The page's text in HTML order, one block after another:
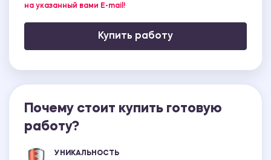
на указанный вами E-mail!
Купить работу
Почему стоит купить готовую
работу?
УНИКАЛЬНОСТЬ